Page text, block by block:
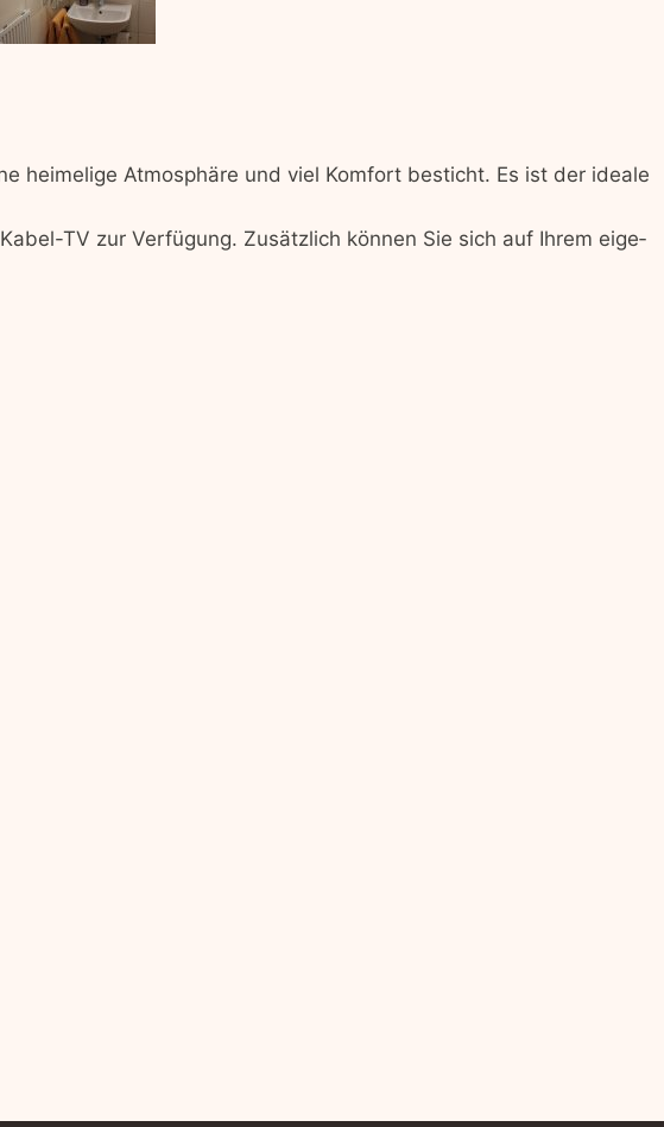
heimelige Atmo­sphäre und viel Kom­fort besticht. Es ist der ide­ale
TV zur Ver­fü­gung. Zusät­zlich kön­nen Sie sich auf Ihrem eige­